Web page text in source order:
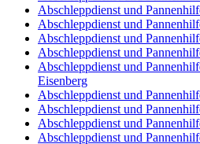
Abschleppdienst und
Abschleppdienst und
Abschleppdienst und
Abschleppdienst und
Abschleppdienst und
Eisenberg
Abschleppdienst und
Abschleppdienst und
Abschleppdienst und
Abschleppdienst und